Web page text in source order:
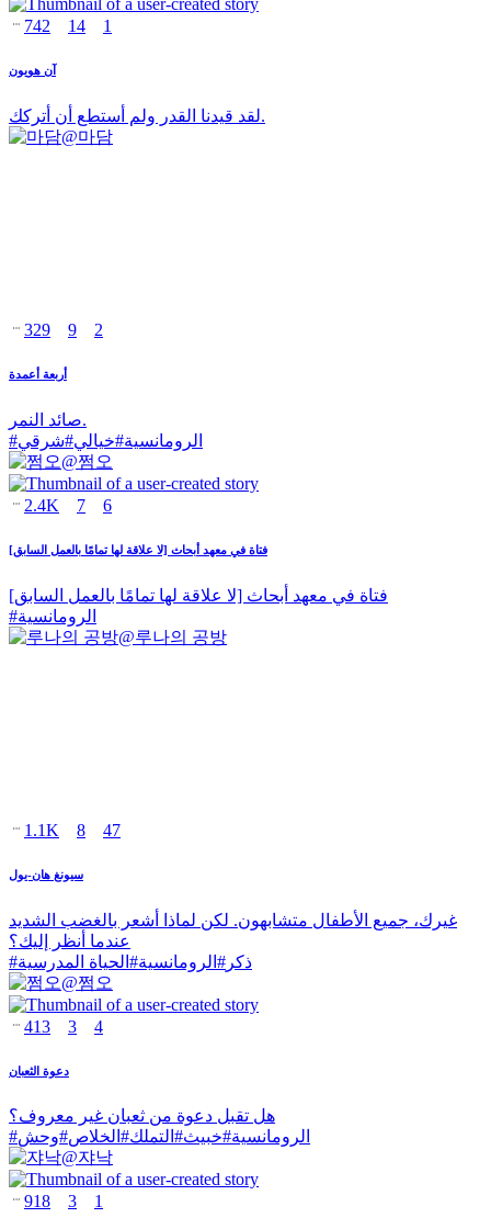
742 14 1
آن هويون
لقد قيدنا القدر ولم أستطع أن أتركك.
@마담
329 9 2
أربعة أعمدة
صائد النمر.
#
الرومانسية#خيالي#شرقي
@쩜오
2.4K 7 6
فتاة في معهد أبحاث [لا علاقة لها تمامًا بالعمل السابق]
فتاة في معهد أبحاث [لا علاقة لها تمامًا بالعمل السابق]
#الرومانسية
@루나의 공방
1.1K 8 47
سيونغ هان-يول
غيرك، جميع الأطفال متشابهون. لكن لماذا أشعر بالغضب الشديد
عندما أنظر إليك؟
#
ذكر # الرومانسية# الحياة المدرسية
@쩜오
413 3 4
دعوة الثعبان
هل تقبل دعوة من ثعبان غير معروف؟
#
الرومانسية#خبيث# التملك# الخلاص#وحش
@쟈낙
918 3 1